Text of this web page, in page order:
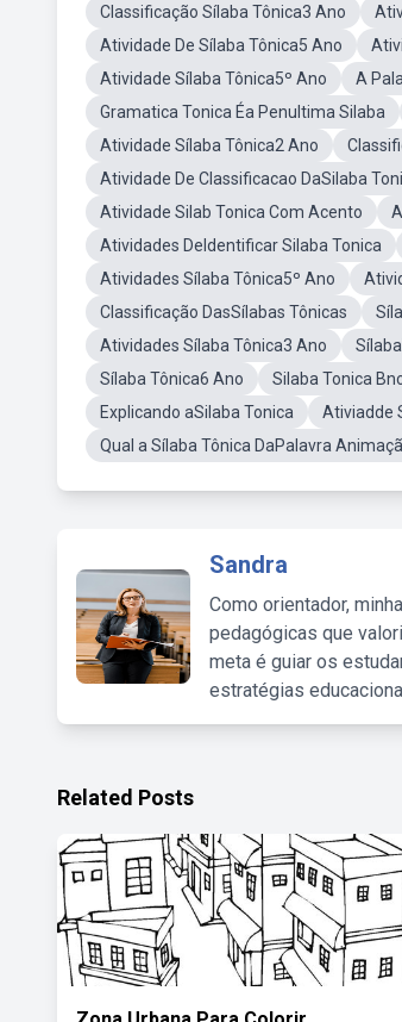
Classificação Sílaba Tônica3 Ano
Atividade De Sílaba Tônica5 Ano
Atividade Sílaba Tônica5º Ano
A
Gramatica Tonica Éa Penultima Silaba
Atividade Sílaba Tônica2 Ano
Atividade De Classificacao DaSilaba
Atividade Silab Tonica Com Acento
Atividades DeIdentificar Silaba Tonica
Atividades Sílaba Tônica5º Ano
Classificação DasSílabas Tônicas
Atividades Sílaba Tônica3 Ano
Sílaba Tônica6 Ano
Silaba Tonica
Explicando aSilaba Tonica
Ativiadde
Qual a Sílaba Tônica DaPalavra
Sandra
Como orientador,
pedagógicas que
meta é guiar os
estratégias
Related Posts